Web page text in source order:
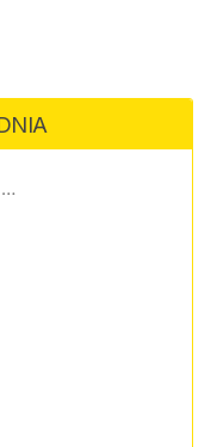
Spider-Man. Całkiem nowy dzień